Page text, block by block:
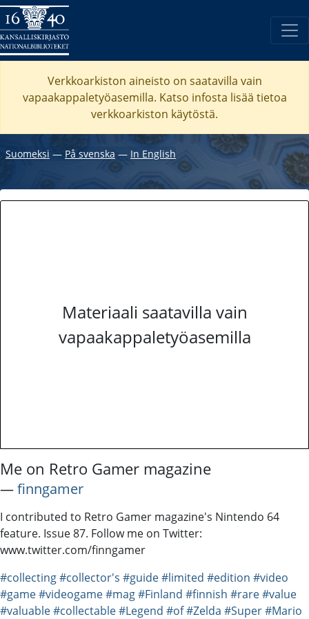
Verkkoarkiston aineisto on saatavilla vain
vapaakappaletyöasemilla. Katso infosta lisää tietoa
verkkoarkiston käytöstä.
Suomeksi ― På svenska ― In English
Materiaali saatavilla vain
vapaakappaletyöasemilla
Me on Retro Gamer magazine
―finngamer
I contributed to Retro Gamer magazine's Nintendo 64
feature. Issue 87. Follow me on Twitter:
www.twitter.com/finngamer
#collecting#collector's #guide#limited #edition #video
#game#videogame#mag#Finland #finnish #rare#value
#valuable#collectable#Legend #of#Zelda #Super#Mario